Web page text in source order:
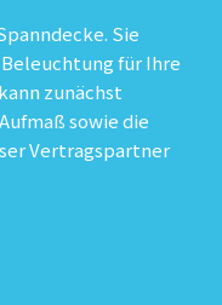
Sie
für Ihre
zunächst
sowie die
Vertragspartner